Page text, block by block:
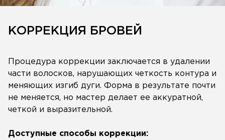
КОРРЕКЦИЯ БРОВЕЙ
Процедура коррекции заключается в удалении
части волосков, нарушающих четкость контура и
меняющих изгиб дуги. Форма в результате почти
не меняется, но мастер делает ее аккуратной,
четкой и выразительной.
Доступные способы коррекции: